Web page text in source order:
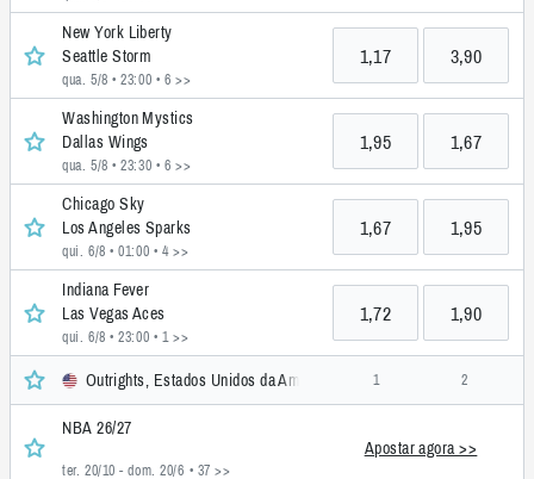
New York Liberty
Seattle Storm
qua. 5/8 • 23:00 • 6 >>
1,17 3,90
Washington Mystics
Dallas Wings
qua. 5/8 • 23:30 • 6 >>
1,95 1,67
Chicago Sky
Los Angeles Sparks
qui. 6/8 • 01:00 • 4 >>
1,67 1,95
Indiana Fever
Las Vegas Aces
qui. 6/8 • 23:00 • 1 >>
1,72 1,90
Outrights, Estados Unidos da América 1 2
NBA 26/27
ter. 20/10 - dom. 20/6 • 37 >>
Apostar agora >>